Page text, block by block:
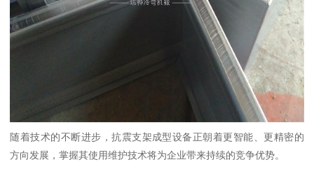
随着技术的不断进步，抗震支架成型设备正朝着更智能、更精密的
方向发展，掌握其使用维护技术将为企业带来持续的竞争优势。